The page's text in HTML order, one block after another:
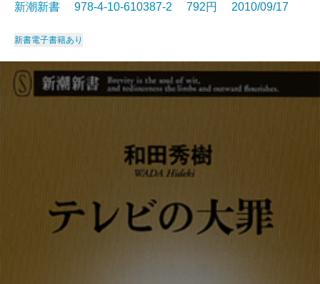
新潮新書 978-4-10-610387-2 792円 2010/09/17
新書電子書籍あり